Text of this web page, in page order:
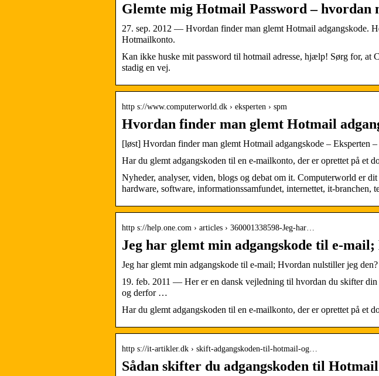
Glemte mig Hotmail Password – hvordan
27. sep. 2012 — Hvordan finder man glemt Hotmail adgangskode.
Hotmailkonto.
Kan ikke huske mit password til hotmail adresse, hjælp! Sørg for, at
stadig en vej.
http s://www.computerworld.dk › eksperten › spm
Hvordan finder man glemt Hotmail
[løst] Hvordan finder man glemt Hotmail adgangskode – Eksperten
Har du glemt adgangskoden til en e-mailkonto, der er oprettet på
Nyheder, analyser, viden, blogs og debat om it. Computerworld er
hardware, software, informationssamfundet, internettet, it-branchen,
http s://help.one.com › articles › 360001338598-Jeg-har…
Jeg har glemt min adgangskode til e-
Jeg har glemt min adgangskode til e-mail; Hvordan nulstiller jeg
19. feb. 2011 — Her er en dansk vejledning til hvordan du skifter
og derfor …
Har du glemt adgangskoden til en e-mailkonto, der er oprettet på
http s://it-artikler.dk › skift-adgangskoden-til-hotmail-og…
Sådan skifter du adgangskoden til